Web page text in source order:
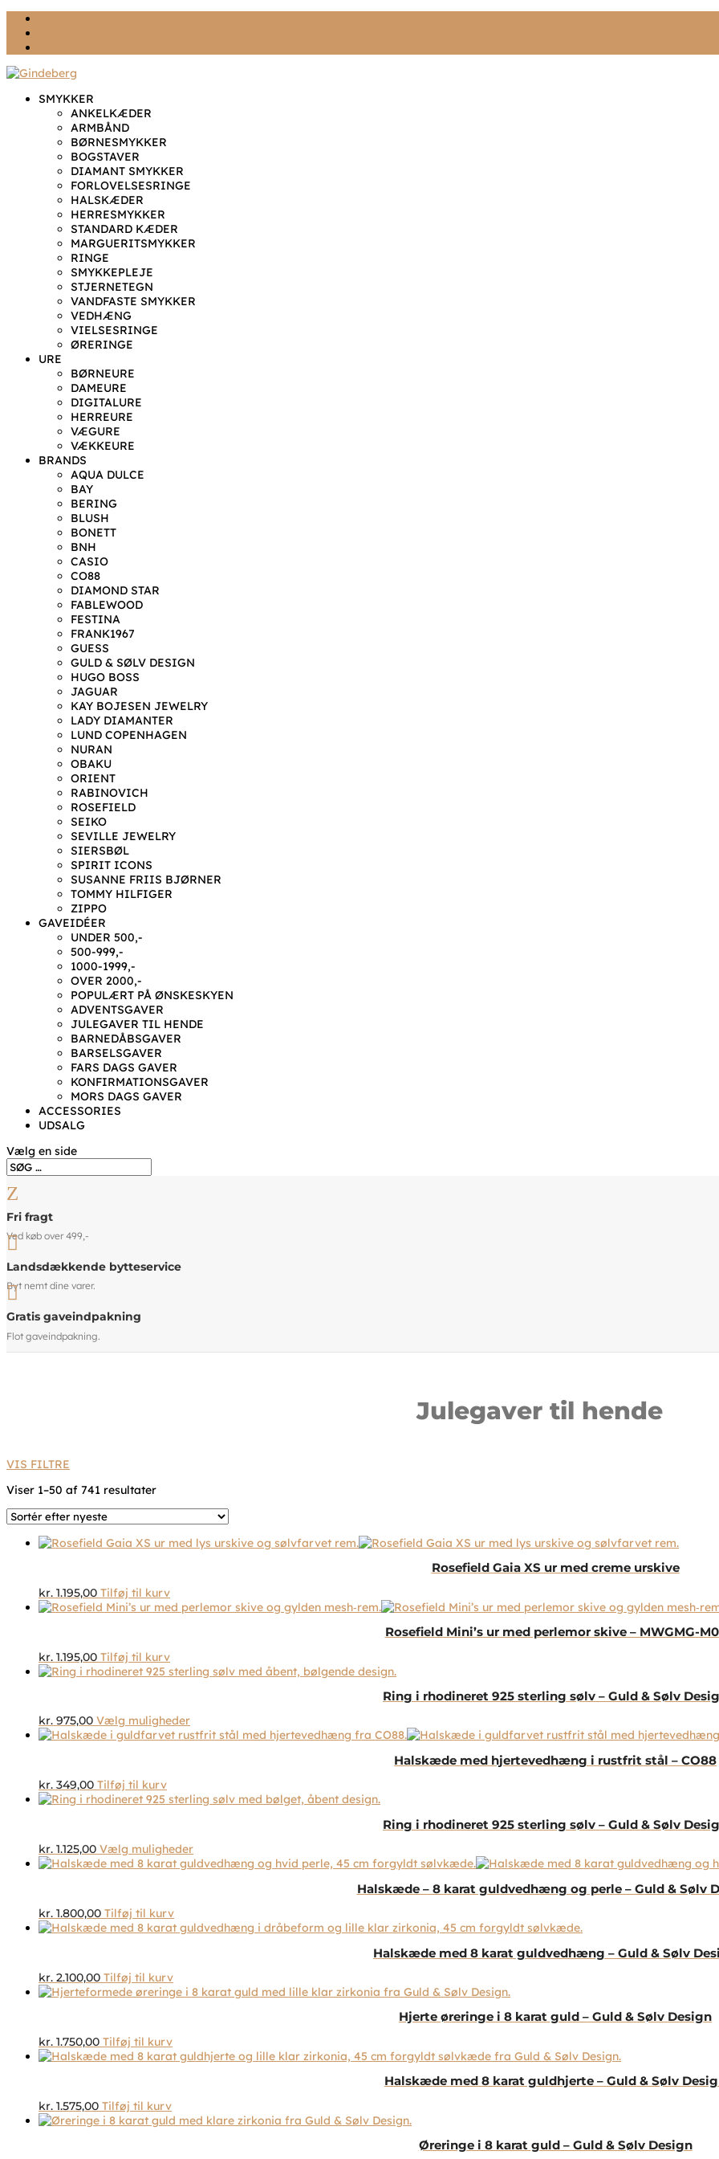
SMYKKER
ANKELKÆDER
ARMBÅND
BØRNESMYKKER
BOGSTAVER
DIAMANT SMYKKER
FORLOVELSESRINGE
HALSKÆDER
HERRESMYKKER
STANDARD KÆDER
MARGUERITSMYKKER
RINGE
SMYKKEPLEJE
STJERNETEGN
VANDFASTE SMYKKER
VEDHÆNG
VIELSESRINGE
ØRERINGE
URE
BØRNEURE
DAMEURE
DIGITALURE
HERREURE
VÆGURE
VÆKKEURE
BRANDS
AQUA DULCE
BAY
BERING
BLUSH
BONETT
BNH
CASIO
CO88
DIAMOND STAR
FABLEWOOD
FESTINA
FRANK1967
GUESS
GULD & SØLV DESIGN
HUGO BOSS
JAGUAR
KAY BOJESEN JEWELRY
LADY DIAMANTER
LUND COPENHAGEN
NURAN
OBAKU
ORIENT
RABINOVICH
ROSEFIELD
SEIKO
SEVILLE JEWELRY
SIERSBØL
SPIRIT ICONS
SUSANNE FRIIS BJØRNER
TOMMY HILFIGER
ZIPPO
GAVEIDÉER
UNDER 500,-
500-999,-
1000-1999,-
OVER 2000,-
POPULÆRT PÅ ØNSKESKYEN
ADVENTSGAVER
JULEGAVER TIL HENDE
BARNEDÅBSGAVER
BARSELSGAVER
FARS DAGS GAVER
KONFIRMATIONSGAVER
MORS DAGS GAVER
ACCESSORIES
UDSALG
Vælg en side
Z
Fri fragt
Ved køb over 499,-

Landsdækkende bytteservice
Byt nemt dine varer.

Gratis gaveindpakning
Flot gaveindpakning.
Julegaver til hende
VIS FILTRE
Viser 1–50 af 741 resultaterSorteret
Rosefield Gaia XS ur med creme urskive
kr. 1.195,00 Tilføj til kurv
Rosefield Mini’s ur med perlemor skive – MWGMG-
kr. 1.195,00 Tilføj til kurv
Ring i rhodineret 925 sterling sølv – Guld & Sølv
kr. 975,00 Vælg mulighederDette
vare
Mulighederne
kan
varesiden
Halskæde med hjertevedhæng i rustfrit stål – CO88
kr. 349,00 Tilføj til kurv
Ring i rhodineret 925 sterling sølv – Guld & Sølv
kr. 1.125,00 Vælg mulighederDette
vare
Mulighederne
kan
Halskæde – 8 karat guldvedhæng og perle – Guld & Sølv
kr. 1.800,00 Tilføj til kurv
Halskæde med 8 karat guldvedhæng – Guld & Sølv
kr. 2.100,00 Tilføj til kurv
Hjerte øreringe i 8 karat guld – Guld & Sølv Design
kr. 1.750,00 Tilføj til kurv
Halskæde med 8 karat guldhjerte – Guld & Sølv
kr. 1.575,00 Tilføj til kurv
Øreringe i 8 karat guld – Guld & Sølv Design